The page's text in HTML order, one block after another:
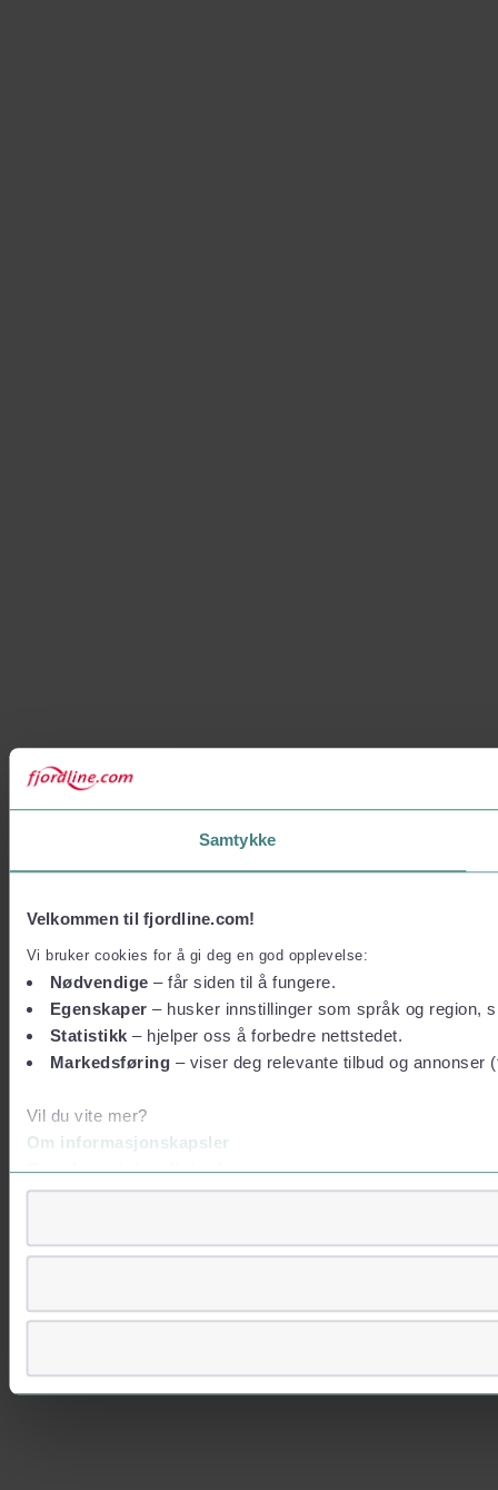
Samtykke
Velkommen til fjordline.com!
Vi bruker cookies for å gi deg en god opplevelse:
Nødvendige – får siden til å fungere.
Egenskaper – husker innstillinger som språk og region,
Statistikk – hjelper oss å forbedre nettstedet.
Markedsføring– viser deg relevante tilbud og annonser
Vil du vite mer?
Om informasjonskapsler
Googles retningslinjer for personvern
Vi lagrer aldri informasjon gjennom cookies som direkte